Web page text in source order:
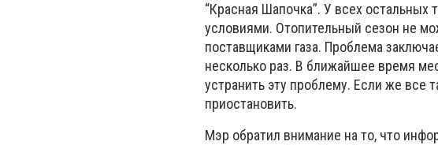
“Красная Шапочка”. У всех остальных
условиями. Отопительный сезон не
поставщиками газа. Проблема
несколько раз. В ближайшее время
устранить эту проблему. Если же все
приостановить.
Мэр обратил внимание на то, что